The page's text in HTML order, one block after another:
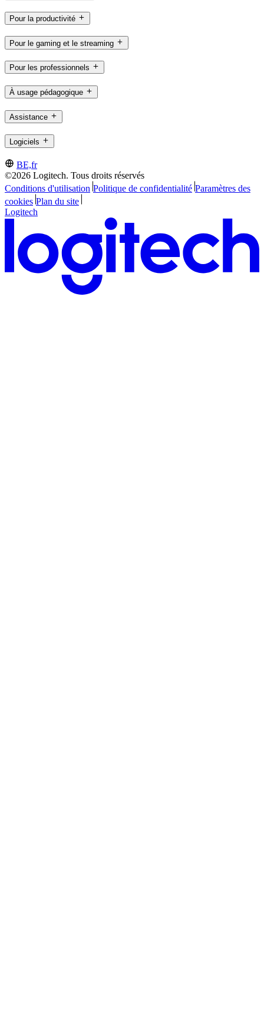
Pour la productivité
Pour le gaming et le streaming
Pour les professionnels
À usage pédagogique
Assistance
Logiciels
BE,fr
©2026 Logitech. Tous droits réservés
Conditions d'utilisation Politique de confidentialité Paramètres des
cookies Plan du site
Logitech